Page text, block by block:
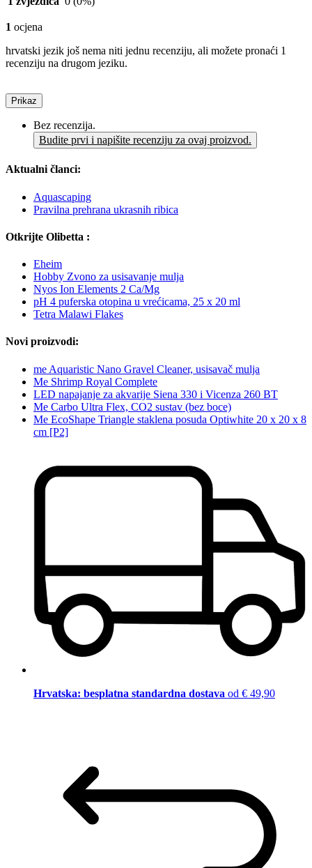
1 ocjena
hrvatski jezik još nema niti jednu recenziju, ali možete pronaći 1
recenziju na drugom jeziku.
Prikaz
Bez recenzija.
Budite prvi i napišite recenziju za ovaj proizvod.
Aktualni članci:
Aquascaping
Pravilna prehrana ukrasnih ribica
Otkrijte Olibetta :
Eheim
Hobby Zvono za usisavanje mulja
Nyos Ion Elements 2 Ca/Mg
pH 4 puferska otopina u vrećicama, 25 x 20 ml
Tetra Malawi Flakes
Novi proizvodi:
me Aquaristic Nano Gravel Cleaner, usisavač mulja
Me Shrimp Royal Complete
LED napajanje za akvarije Siena 330 i Vicenza 260 BT
Me Carbo Ultra Flex, CO2 sustav (bez boce)
Me EcoShape Triangle staklena posuda Optiwhite 20 x 20 x 8
cm [P2]
Hrvatska: besplatna standardna dostava od € 49,90